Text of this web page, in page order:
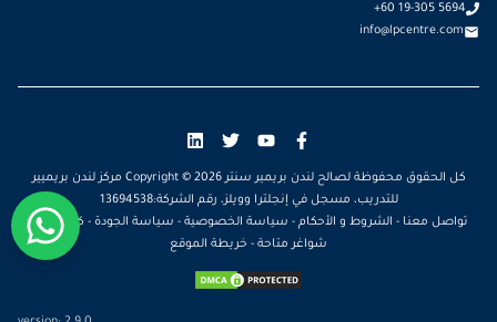
+60 19-305 5694
info@lpcentre.com
كل الحقوق محفوظة لصالح لندن بريمير سنتر Copyright ©2026
مركز لندن بريميير
للتدريب، مسجل في إنجلترا وويلز، رقم الشركة:13694538
تواصل معنا - الشروط و الأحكام - سياسة الخصوصية - سياسة الجودة - كن مدرباً -
شواغر متاحة - خريطة الموقع